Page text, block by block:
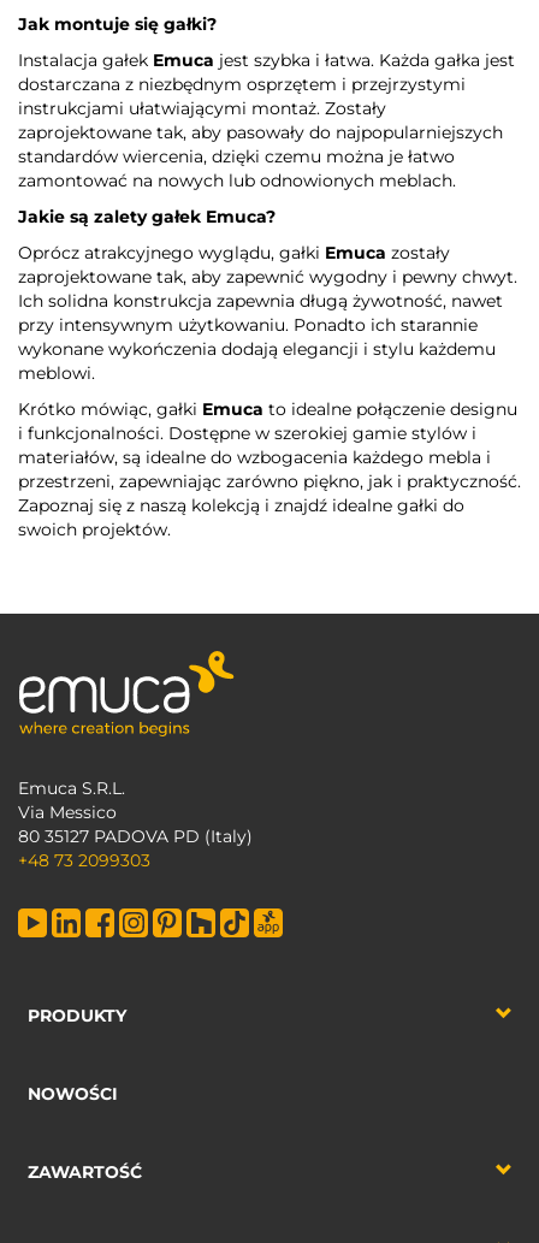
Jak montuje się gałki?
Instalacja gałek Emuca jest szybka i łatwa. Każda gałka jest
dostarczana z niezbędnym osprzętem i przejrzystymi
instrukcjami ułatwiającymi montaż. Zostały
zaprojektowane tak, aby pasowały do najpopularniejszych
standardów wiercenia, dzięki czemu można je łatwo
zamontować na nowych lub odnowionych meblach.
Jakie są zalety gałek Emuca?
Oprócz atrakcyjnego wyglądu, gałki Emuca zostały
zaprojektowane tak, aby zapewnić wygodny i pewny chwyt.
Ich solidna konstrukcja zapewnia długą żywotność, nawet
przy intensywnym użytkowaniu. Ponadto ich starannie
wykonane wykończenia dodają elegancji i stylu każdemu
meblowi.
Krótko mówiąc, gałki Emuca to idealne połączenie designu
i funkcjonalności. Dostępne w szerokiej gamie stylów i
materiałów, są idealne do wzbogacenia każdego mebla i
przestrzeni, zapewniając zarówno piękno, jak i praktyczność.
Zapoznaj się z naszą kolekcją i znajdź idealne gałki do
swoich projektów.
Emuca S.R.L.
Via Messico
80 35127 PADOVA PD (Italy)
+48 73 2099303
PRODUKTY
NOWOŚCI
ZAWARTOŚĆ